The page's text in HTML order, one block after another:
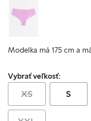
Modelka má 175 cm a
Vybrať veľkosť:
Vybrať veľkosť:
XS S